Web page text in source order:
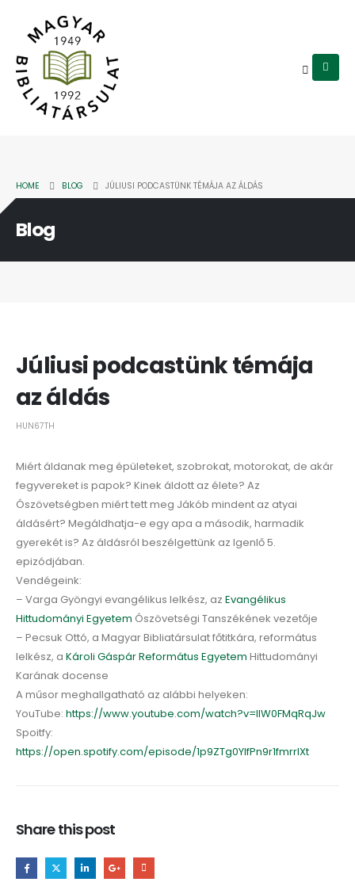
HOME BLOG JÚLIUSI PODCASTÜNK TÉMÁJA AZ ÁLDÁS
Blog
Júliusi podcastünk témája
az áldás
HUN67TH
Miért áldanak meg épületeket, szobrokat, motorokat, de akár
fegyvereket is papok? Kinek áldott az élete? Az
Ószövetségben miért tett meg Jákób mindent az atyai
áldásért? Megáldhatja-e egy apa a második, harmadik
gyerekét is? Az áldásról beszélgettünk az Igenlő 5.
epizódjában.
Vendégeink:
– Varga Gyöngyi evangélikus lelkész, az Evangélikus
Hittudományi Egyetem Ószövetségi Tanszékének vezetője
– Pecsuk Ottó, a Magyar Bibliatársulat főtitkára, református
lelkész, a Károli Gáspár Református Egyetem Hittudományi
Karának docense
A műsor meghallgatható az alábbi helyeken:
YouTube: https://www.youtube.com/watch?v=llW0FMqRqJw
Spoitfy:
https://open.spotify.com/episode/1p9ZTg0YIfPn9r1fmrrlXt
Share this post